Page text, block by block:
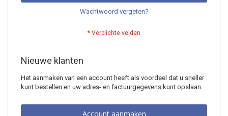
Wachtwoord vergeten?
Nieuwe klanten
Het aanmaken van een account heeft als voordeel dat u sneller
kunt bestellen en uw adres- en factuurgegevens kunt opslaan.
Account aanmaken